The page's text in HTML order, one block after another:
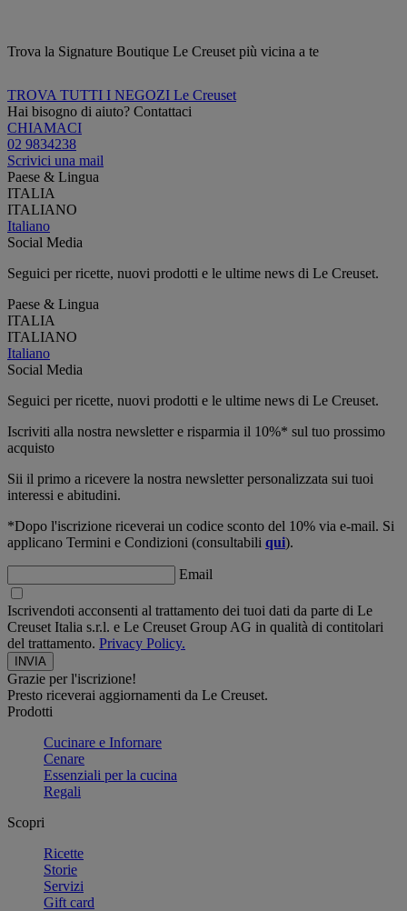
Trova la Signature Boutique Le Creuset più vicina a te
TROVA TUTTI I NEGOZI Le Creuset
Hai bisogno di aiuto? Contattaci
CHIAMACI
02 9834238
Scrivici una mail
Paese & Lingua
ITALIA
ITALIANO
Italiano
Social Media
Seguici per ricette, nuovi prodotti e le ultime news di Le Creuset.
Paese & Lingua
ITALIA
ITALIANO
Italiano
Social Media
Seguici per ricette, nuovi prodotti e le ultime news di Le Creuset.
Iscriviti alla nostra newsletter e risparmia il 10%* sul tuo prossimo
acquisto
Sii il primo a ricevere la nostra newsletter personalizzata sui tuoi
interessi e abitudini.
*Dopo l'iscrizione riceverai un codice sconto del 10% via e-mail. Si
applicano Termini e Condizioni (consultabili qui).
Email
Iscrivendoti acconsenti al trattamento dei tuoi dati da parte di Le
Creuset Italia s.r.l. e Le Creuset Group AG in qualità di contitolari
del trattamento. Privacy Policy.
Grazie per l'iscrizione!
Presto riceverai aggiornamenti da Le Creuset.
Prodotti
Cucinare e Infornare
Cenare
Essenziali per la cucina
Regali
Scopri
Ricette
Storie
Servizi
Gift card